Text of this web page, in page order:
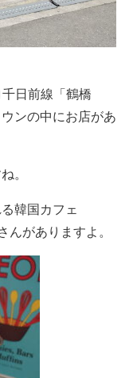
日前線「鶴橋
ンの中にお店があ
。
韓国カフェ
んがありますよ。